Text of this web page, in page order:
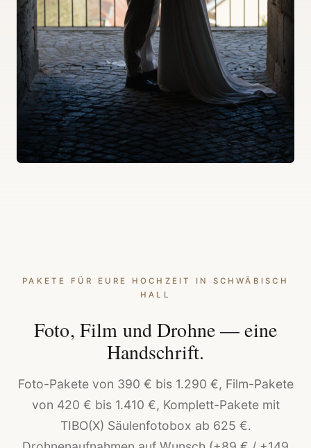
PAKETE FÜR EURE HOCHZEIT IN SCHWÄBISCH
HALL
Foto, Film und Drohne — eine
Handschrift.
Foto-Pakete von 390 € bis 1.290 €, Film-Pakete
von 420 € bis 1.410 €, Komplett-Pakete mit
TIBO(X) Säulenfotobox ab 625 €.